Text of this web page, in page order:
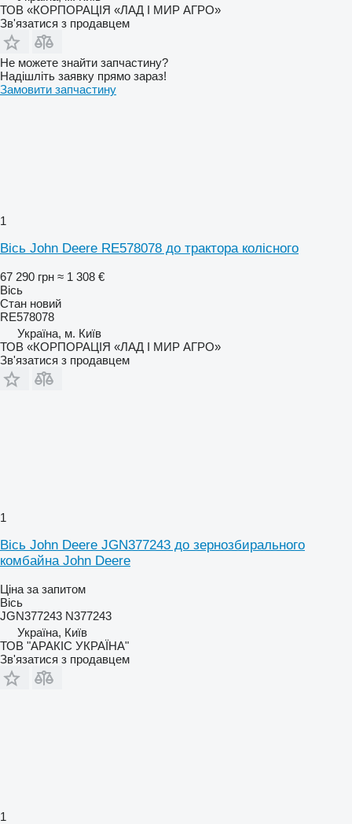
ТОВ «КОРПОРАЦІЯ «ЛАД І МИР АГРО»
Зв'язатися з продавцем
Не можете знайти запчастину?
Надішліть заявку прямо зараз!
Замовити запчастину
1
Вісь John Deere RE578078 до трактора колісного
67 290 грн ≈ 1 308 €
Вісь
Стан новий
RE578078
Україна, м. Київ
ТОВ «КОРПОРАЦІЯ «ЛАД І МИР АГРО»
Зв'язатися з продавцем
1
Вісь John Deere JGN377243 до зернозбирального
комбайна John Deere
Ціна за запитом
Вісь
JGN377243 N377243
Україна, Київ
ТОВ "АРАКІС УКРАЇНА"
Зв'язатися з продавцем
1